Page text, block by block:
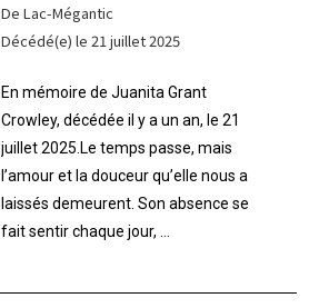
De Lac-Mégantic
Décédé(e) le 21 juillet 2025
En mémoire de Juanita Grant
Crowley, décédée il y a un an, le 21
juillet 2025.Le temps passe, mais
l’amour et la douceur qu’elle nous a
laissés demeurent. Son absence se
fait sentir chaque jour, ...